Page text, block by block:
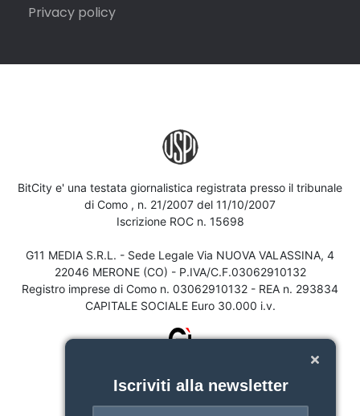
Privacy policy
BitCity e' una testata giornalistica registrata presso il tribunale
di Como , n. 21/2007 del 11/10/2007
Iscrizione ROC n. 15698
G11 MEDIA S.R.L. - Sede Legale Via NUOVA VALASSINA, 4
22046 MERONE (CO) - P.IVA/C.F.03062910132
Registro imprese di Como n. 03062910132 - REA n. 293834
CAPITALE SOCIALE Euro 30.000 i.v.
Iscriviti alla newsletter